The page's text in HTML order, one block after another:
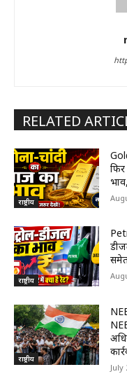
RELATED
राष्ट्रीय
राष्ट्रीय
राष्ट्रीय
July